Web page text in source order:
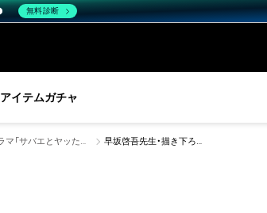
アイテムガチャ
ドラマ「サバエとヤッたら終わる」 早坂啓吾先生・描き下ろしカラーイラスト サバエ姉
無料診断